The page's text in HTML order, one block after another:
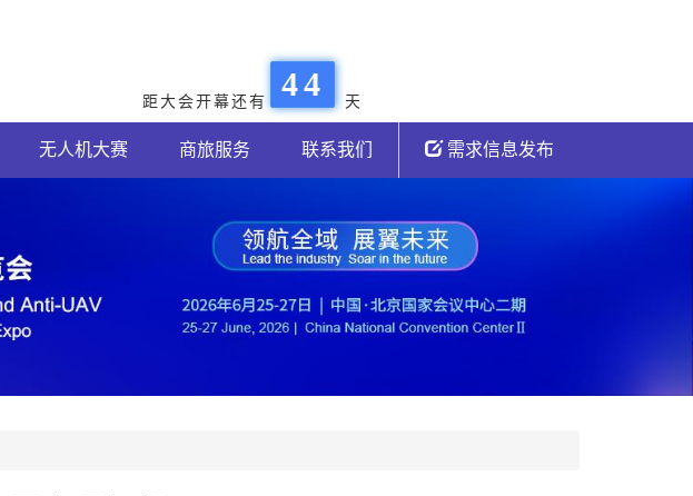
距大会开幕还有
4
5
6
7
8
9
4
5
6
7
8
9
天
无人机大赛 商旅服务 联系我们 需求信息发布